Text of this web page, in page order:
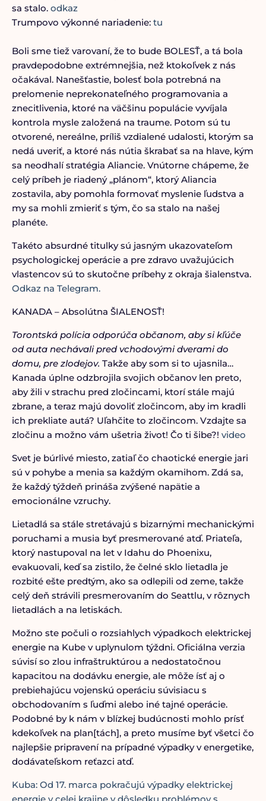
sa stalo. odkaz
Trumpovo výkonné nariadenie: tu
Boli sme tiež varovaní, že to bude BOLESŤ, a tá bola
pravdepodobne extrémnejšia, než ktokoľvek z nás
očakával. Nanešťastie, bolesť bola potrebná na
prelomenie neprekonateľného programovania a
znecitlivenia, ktoré na väčšinu populácie vyvíjala
kontrola mysle založená na traume. Potom sú tu
otvorené, nereálne, príliš vzdialené udalosti, ktorým sa
nedá uveriť, a ktoré nás nútia škrabať sa na hlave, kým
sa neodhalí stratégia Aliancie. Vnútorne chápeme, že
celý príbeh je riadený „plánom“, ktorý Aliancia
zostavila, aby pomohla formovať myslenie ľudstva a
my sa mohli zmieriť s tým, čo sa stalo na našej
planéte.
Takéto absurdné titulky sú jasným ukazovateľom
psychologickej operácie a pre zdravo uvažujúcich
vlastencov sú to skutočne príbehy z okraja šialenstva.
Odkaz na Telegram.
KANADA – Absolútna ŠIALENOSŤ!
Torontská polícia odporúča občanom, aby si kľúče
od auta nechávali pred vchodovými dverami do
domu, pre zlodejov. Takže aby som si to ujasnila…
Kanada úplne odzbrojila svojich občanov len preto,
aby žili v strachu pred zločincami, ktorí stále majú
zbrane, a teraz majú dovoliť zločincom, aby im kradli
ich prekliate autá? Uľahčite to zločincom. Vzdajte sa
zločinu a možno vám ušetria život! Čo ti šibe?! video
Svet je búrlivé miesto, zatiaľ čo chaotické energie jari
sú v pohybe a menia sa každým okamihom. Zdá sa,
že každý týždeň prináša zvýšené napätie a
emocionálne vzruchy.
Lietadlá sa stále stretávajú s bizarnými mechanickými
poruchami a musia byť presmerované atď. Priateľa,
ktorý nastupoval na let v Idahu do Phoenixu,
evakuovali, keď sa zistilo, že čelné sklo lietadla je
rozbité ešte predtým, ako sa odlepili od zeme, takže
celý deň strávili presmerovaním do Seattlu, v rôznych
lietadlách a na letiskách.
Možno ste počuli o rozsiahlych výpadkoch elektrickej
energie na Kube v uplynulom týždni. Oficiálna verzia
súvisí so zlou infraštruktúrou a nedostatočnou
kapacitou na dodávku energie, ale môže ísť aj o
prebiehajúcu vojenskú operáciu súvisiacu s
obchodovaním s ľuďmi alebo iné tajné operácie.
Podobné by k nám v blízkej budúcnosti mohlo prísť
kdekoľvek na plan[tách], a preto musíme byť všetci čo
najlepšie pripravení na prípadné výpadky v energetike,
dodávateľskom reťazci atď.
Kuba: Od 17. marca pokračujú výpadky elektrickej